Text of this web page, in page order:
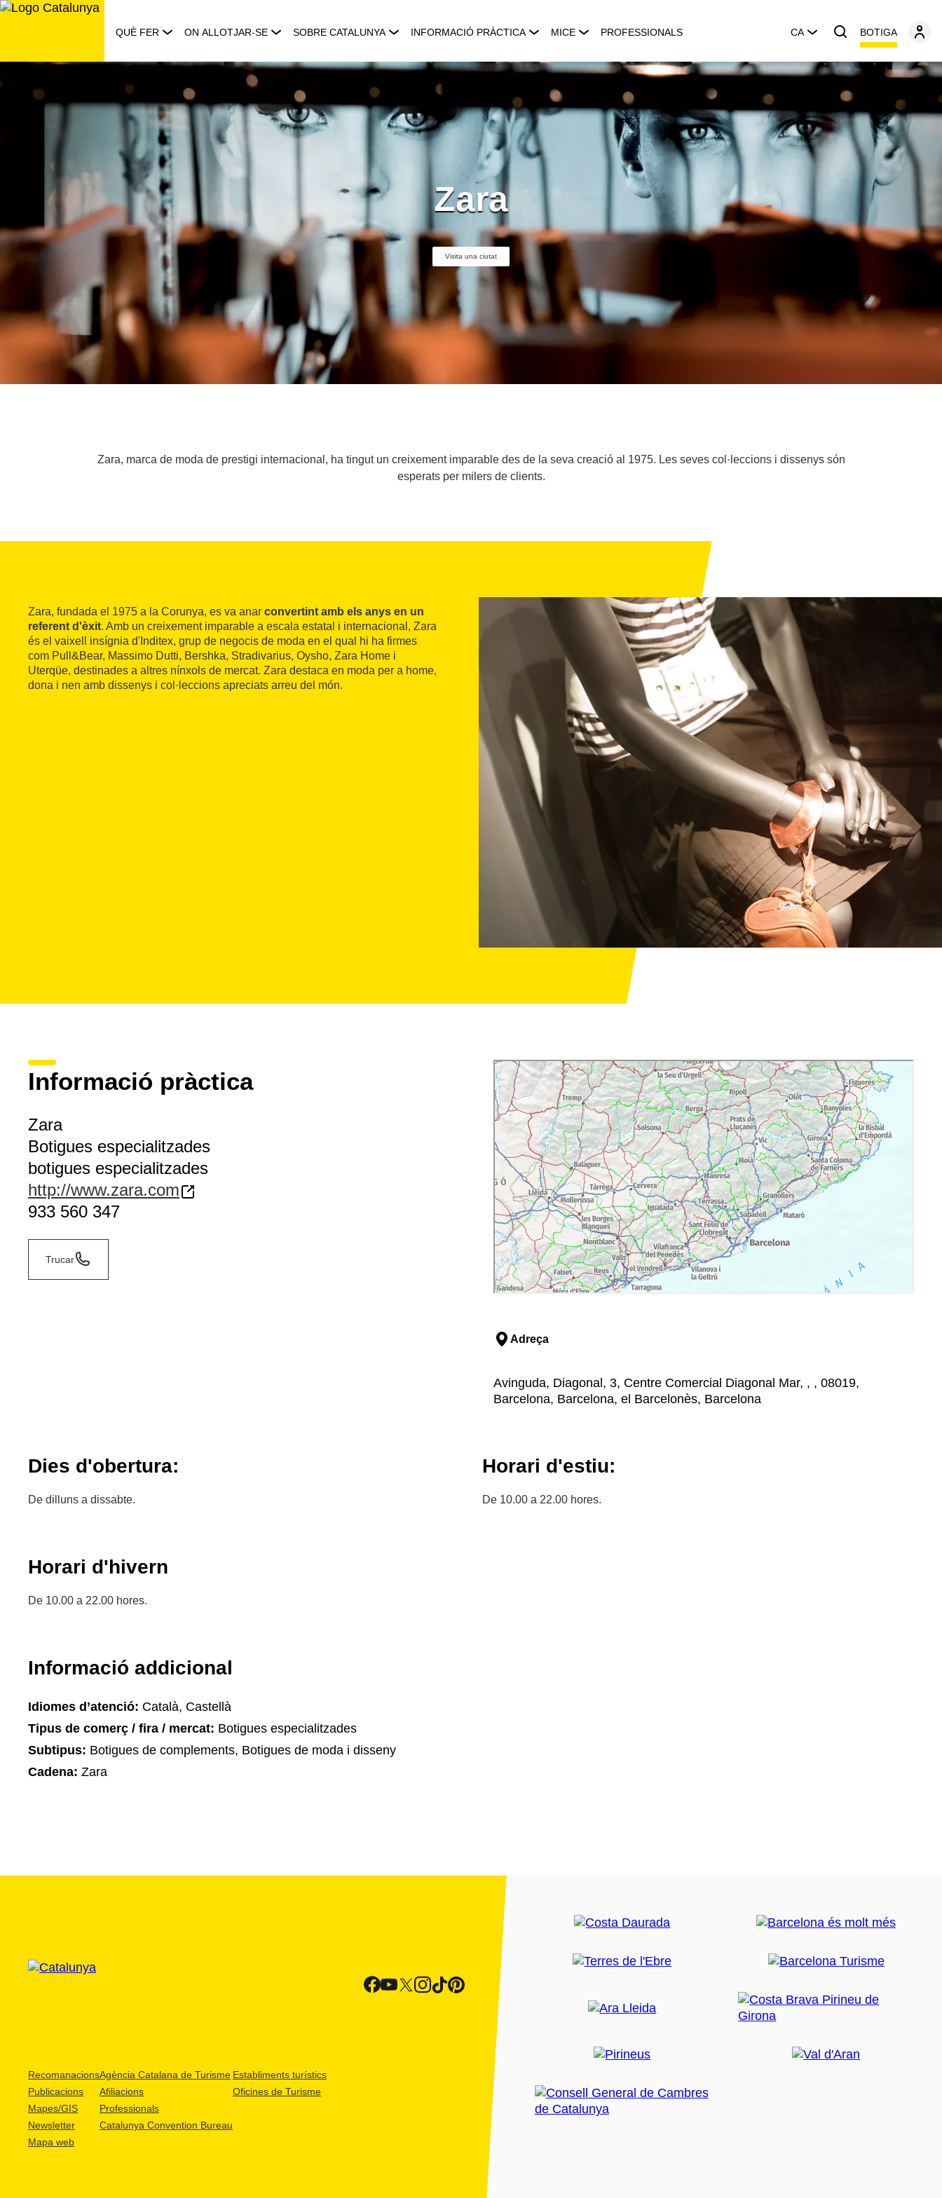
Saltar
QUÈ FER ON ALLOTJAR-SE SOBRE CATALUNYA INFORMACIÓ PRÀCTICA MICE PROFESSIONALS CA BOTIGA
Zara
Visita una ciutat
Zara, marca de moda de prestigi internacional, ha tingut un creixement imparable des de la seva creació al 1975. Les seves col·leccions i dissenys són
esperats per milers de clients.
Zara, fundada el 1975 a la Corunya, es va anar convertint amb els anys en un
referent d'èxit. Amb un creixement imparable a escala estatal i internacional, Zara
és el vaixell insígnia d'Inditex, grup de negocis de moda en el qual hi ha firmes
com Pull&Bear, Massimo Dutti, Bershka, Stradivarius, Oysho, Zara Home i
Uterqüe, destinades a altres nínxols de mercat. Zara destaca en moda per a home,
dona i nen amb dissenys i col·leccions apreciats arreu del món.
Informació pràctica
Zara
Botigues especialitzades
botigues especialitzades
http://www.zara.com
933 560 347
Trucar
Adreça
Avinguda, Diagonal, 3, Centre Comercial Diagonal Mar, , , 08019,
Barcelona, Barcelona, el Barcelonès, Barcelona
Dies d'obertura:
De dilluns a dissabte.
Horari d'estiu:
De 10.00 a 22.00 hores.
Horari d'hivern
De 10.00 a 22.00 hores.
Informació addicional
Idiomes d’atenció: Català, Castellà
Tipus de comerç / fira / mercat: Botigues especialitzades
Subtipus: Botigues de complements, Botigues de moda i disseny
Cadena: Zara
Recomanacions
Publicacions
Mapes/GIS
Newsletter
Mapa web
Agència Catalana de Turisme
Afiliacions
Professionals
Catalunya Convention Bureau
Establiments turístics
Oficines de Turisme